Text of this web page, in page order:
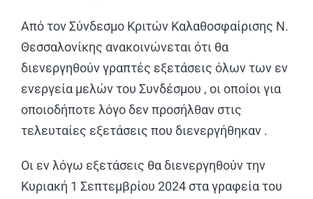
Από τον Σύνδεσμο Κριτών Καλαθοσφαίρισης Ν.
Θεσσαλονίκης ανακοινώνεται ότι θα
διενεργηθούν γραπτές εξετάσεις όλων των εν
ενεργεία μελών του Συνδέσμου , οι οποίοι για
οποιοδήποτε λόγο δεν προσήλθαν στις
τελευταίες εξετάσεις που διενεργήθηκαν .
Οι εν λόγω εξετάσεις θα διενεργηθούν την
Κυριακή 1 Σεπτεμβρίου 2024 στα γραφεία του